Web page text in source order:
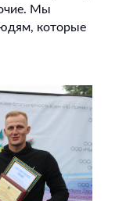
Мы
которые